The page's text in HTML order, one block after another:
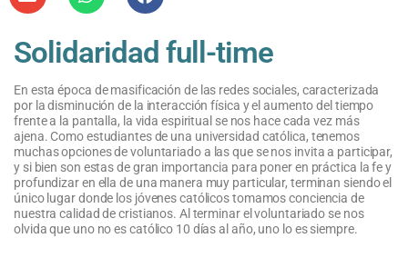
Solidaridad full-time
En esta época de masificación de las redes sociales, caracterizada
por la disminución de la interacción física y el aumento del tiempo
frente a la pantalla, la vida espiritual se nos hace cada vez más
ajena. Como estudiantes de una universidad católica, tenemos
muchas opciones de voluntariado a las que se nos invita a participar,
y si bien son estas de gran importancia para poner en práctica la fe y
profundizar en ella de una manera muy particular, terminan siendo el
único lugar donde los jóvenes católicos tomamos conciencia de
nuestra calidad de cristianos. Al terminar el voluntariado se nos
olvida que uno no es católico 10 días al año, uno lo es siempre.